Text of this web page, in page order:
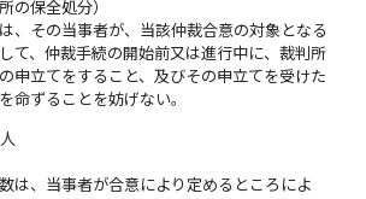
の保全処分）
、その当事者が、当該仲裁合意の対象となる
て、仲裁手続の開始前又は進行中に、裁判所
申立てをすること、及びその申立てを受けた
命ずることを妨げない。
は、当事者が合意により定めるところによ